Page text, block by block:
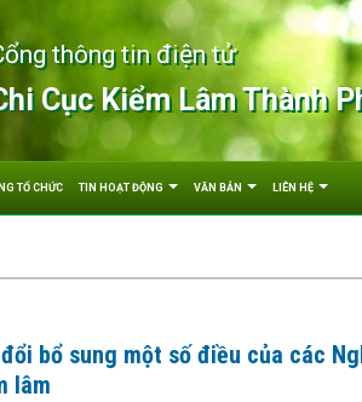
thông tin điện tử
Cục Kiểm Lâm Thành
TỔ CHỨC TIN HOẠT ĐỘNG VĂN BẢN LIÊN HỆ
bổ sung một số điều của các
lâm